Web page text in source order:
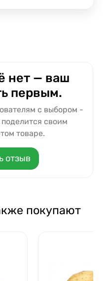
нет — ваш
первым.
с выбором -
своим
товаре.
отзыв
покупают